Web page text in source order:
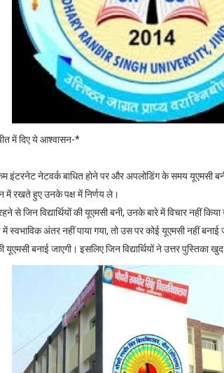
में दिए ये आश्वासन-*
कम इंटरनेट नेटवर्क बाधित होने पर और अपलोडिंग के समय यूएमसी
में रखते हुए उनके पक्ष में निर्णय ले।
से जिन विद्यार्थियों की यूएमसी बनी, उनके बारे में विचार नहीं किया
अंतर नहीं पाया गया, तो उस पर कोई यूएमसी नहीं बनाई
बनाई जाएगी। इसलिए जिन विद्यार्थियों ने उत्तर पुस्तिका